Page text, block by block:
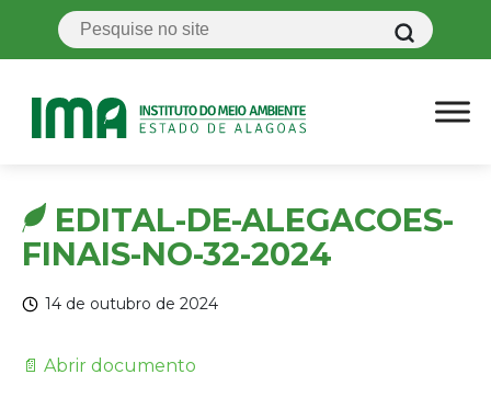
EDITAL-DE-ALEGACOES-
FINAIS-NO-32-2024
14 de outubro de 2024
📄 Abrir documento